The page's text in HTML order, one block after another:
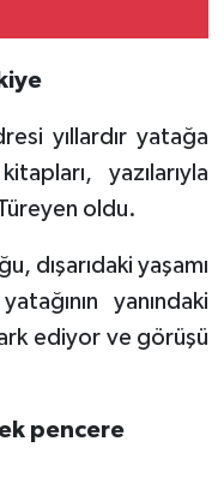
yıllardır yatağa
yazılarıyla
oldu.
dışarıdaki yaşamı
yanındaki
ediyor ve görüşü
pencere